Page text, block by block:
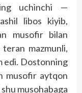
uchinchi —
libos kiyib,
musofir bilan
mazmunli,
edi. Dostonning
musofir aytqon
musohabaga